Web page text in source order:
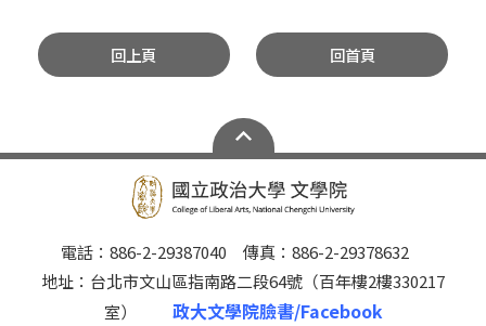
回上頁 回首頁
電話：886-2-29387040 傳真：886-2-29378632
地址：台北市文山區指南路二段64號（百年樓2樓330217
室） 政大文學院臉書/Facebook